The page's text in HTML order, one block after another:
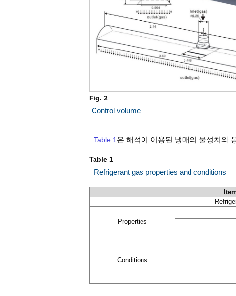
Fig. 2
Control volume
Table 1은 해석이 이용된 냉매의 물성치와
Table 1
Refrigerant gas properties and conditions
Item
Properties
Conditions